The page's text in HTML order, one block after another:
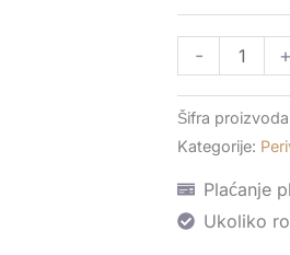
- +
Šifra
Kategorije:
Plaćanje
Ukoliko